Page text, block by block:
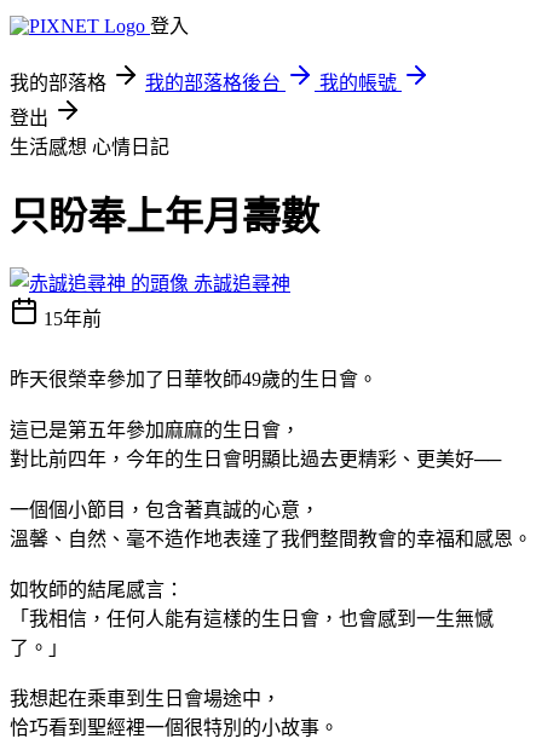
登入
我的部落格 我的部落格後台
我的帳號
登出
生活感想 心情日記
只盼奉上年月壽數
赤誠追尋神
15年前
昨天很榮幸參加了日華牧師49歲的生日會。
這已是第五年參加麻麻的生日會，
對比前四年，今年的生日會明顯比過去更精彩、更美好──
一個個小節目，包含著真誠的心意，
溫馨、自然、毫不造作地表達了我們整間教會的幸福和感恩。
如牧師的結尾感言：
「我相信，任何人能有這樣的生日會，也會感到一生無憾
了。」
我想起在乘車到生日會場途中，
恰巧看到聖經裡一個很特別的小故事。